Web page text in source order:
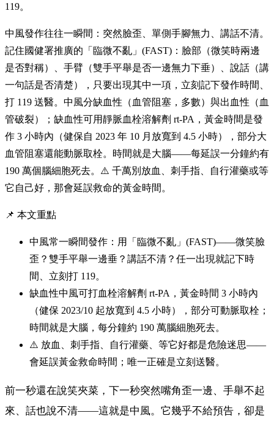
119。
中風發作往往一瞬間：突然臉歪、單側手腳無力、講話不清。
記住國健署推廣的「臨微不亂」(FAST)：臉部（微笑時兩邊
是否對稱）、手臂（雙手平舉是否一邊無力下垂）、說話（講
一句話是否清楚），只要出現其中一項，立刻記下發作時間、
打 119 送醫。中風分缺血性（血管阻塞，多數）與出血性（血
管破裂）；缺血性可用靜脈血栓溶解劑 rt-PA，黃金時間是發
作 3 小時內（健保自 2023 年 10 月放寬到 4.5 小時），部分大
血管阻塞還能動脈取栓。時間就是大腦——每延誤一分鐘約有
190 萬個腦細胞死去。⚠️ 千萬別放血、刺手指、自行灌藥或等
它自己好，那會延誤救命的黃金時間。
📌 本文重點
中風常一瞬間發作：用「臨微不亂」(FAST)——微笑臉
歪？雙手平舉一邊垂？講話不清？任一出現就記下時
間、立刻打 119。
缺血性中風可打血栓溶解劑 rt-PA，黃金時間 3 小時內
（健保 2023/10 起放寬到 4.5 小時），部分可動脈取栓；
時間就是大腦，每分鐘約 190 萬腦細胞死去。
⚠️ 放血、刺手指、自行灌藥、等它好都是危險迷思——
會延誤黃金救命時間；唯一正確是立刻送醫。
前一秒還在說笑夾菜，下一秒突然嘴角歪一邊、手舉不起
來、話也說不清——這就是中風。它幾乎不給預告，卻是